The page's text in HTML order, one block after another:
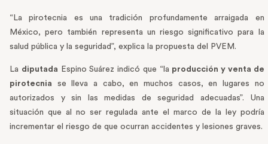
“La pirotecnia es una tradición profundamente arraigada en
México, pero también representa un riesgo significativo para la
salud pública y la seguridad”, explica la propuesta del PVEM.
La diputada Espino Suárez indicó que “la producción y venta de
pirotecnia se lleva a cabo, en muchos casos, en lugares no
autorizados y sin las medidas de seguridad adecuadas”. Una
situación que al no ser regulada ante el marco de la ley podría
incrementar el riesgo de que ocurran accidentes y lesiones graves.